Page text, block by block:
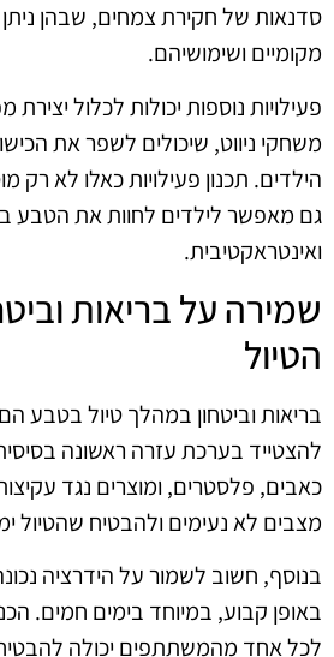
סדנאות של חקירת צמחים, שבהן
מקומיים ושימושיהם.
פעילויות נוספות יכולות לכלול
משחקי ניווט, שיכולים לשפר את
הילדים. תכנון פעילויות כאלו לא רק
גם מאפשר לילדים לחוות את הטבע
ואינטראקטיבית.
שמירה על בריאות
הטיול
בריאות וביטחון במהלך טיול בטבע
להצטייד בערכת עזרה ראשונה
כאבים, פלסטרים, ומוצרים נגד
מצבים לא נעימים ולהבטיח שהטיול
בנוסף, חשוב לשמור על הידרציה
באופן קבוע, במיוחד בימים חמים.
לכל אחד מהמשתתפים יכולה